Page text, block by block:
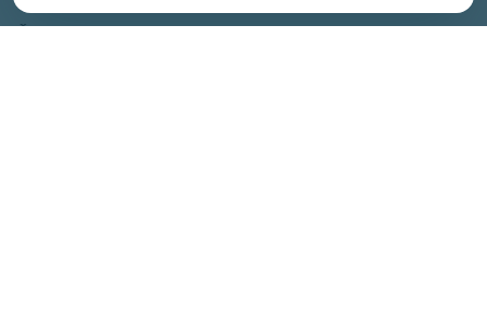
Šie dati izriet no Latvijas Bioloģiskās